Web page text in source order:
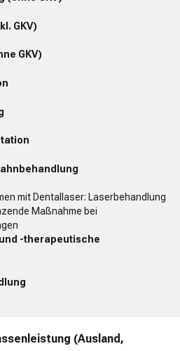
GKV)
GKV)
mit Dentallaser: Laserbehandlung
Maßnahme bei
-therapeutische
(Ausland,